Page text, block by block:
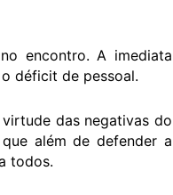
encontro. A imediata
déficit de pessoal.
das negativas do
além de defender a
todos.